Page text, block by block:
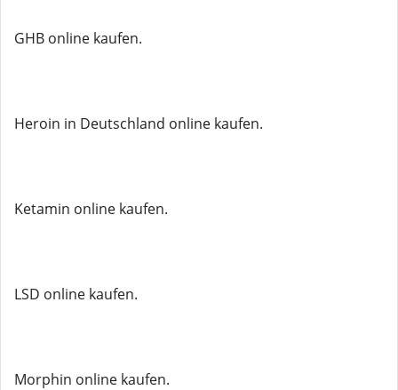
GHB online kaufen.
Heroin in Deutschland online kaufen.
Ketamin online kaufen.
LSD online kaufen.
Morphin online kaufen.